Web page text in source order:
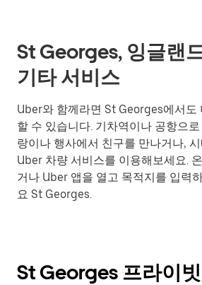
St Georges, 잉글랜
기타 서비스
Uber와 함께라면 St Georges에서도
할 수 있습니다. 기차역이나 공항으
랑이나 행사에서 친구를 만나거나,
Uber 차량 서비스를 이용해보세요.
거나 Uber 앱을 열고 목적지를 입력
요 St Georges.
St Georges 프라이